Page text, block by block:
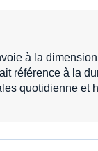
à la
référence à la
quotidienne et